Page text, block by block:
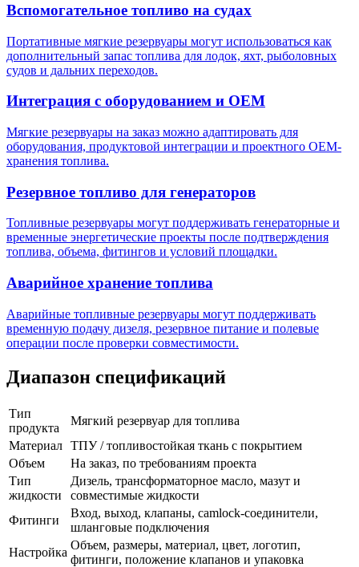
Вспомогательное топливо на судах
Портативные мягкие резервуары могут использоваться как
дополнительный запас топлива для лодок, яхт, рыболовных
судов и дальних переходов.
Интеграция с оборудованием и OEM
Мягкие резервуары на заказ можно адаптировать для
оборудования, продуктовой интеграции и проектного OEM-
хранения топлива.
Резервное топливо для генераторов
Топливные резервуары могут поддерживать генераторные и
временные энергетические проекты после подтверждения
топлива, объема, фитингов и условий площадки.
Аварийное хранение топлива
Аварийные топливные резервуары могут поддерживать
временную подачу дизеля, резервное питание и полевые
операции после проверки совместимости.
Диапазон спецификаций
Тип
продукта
Мягкий резервуар для топлива
Материал ТПУ / топливостойкая ткань с покрытием
Объем
На заказ, по требованиям проекта
Тип
жидкости
Дизель, трансформаторное масло, мазут и
совместимые жидкости
Фитинги
Вход, выход, клапаны, camlock-соединители,
шланговые подключения
Настройка
Объем, размеры, материал, цвет, логотип,
фитинги, положение клапанов и упаковка